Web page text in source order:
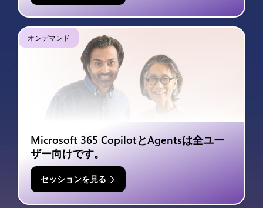
オンデマンド
Microsoft 365 CopilotとAgentsは全ユー
ザー向けです。
セッションを見る